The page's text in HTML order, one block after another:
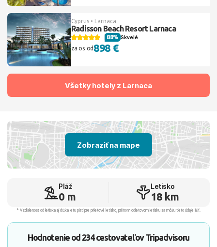
Cyprus • Larnaca
Radisson Beach Resort Larnaca
Skvelé
88%
za os. od 898 €
Všetky hotely z Larnaca
Zobraziť na mape
Pláž
0 m
Letisko
18 km
* Vzdialenosť od letiska aj dľžka letu platí pre príletové letisko, pri inom odletovom letisku sa môžu tieto údaje líšiť.
Hodnotenie od 234 cestovateľovTripadvisoru